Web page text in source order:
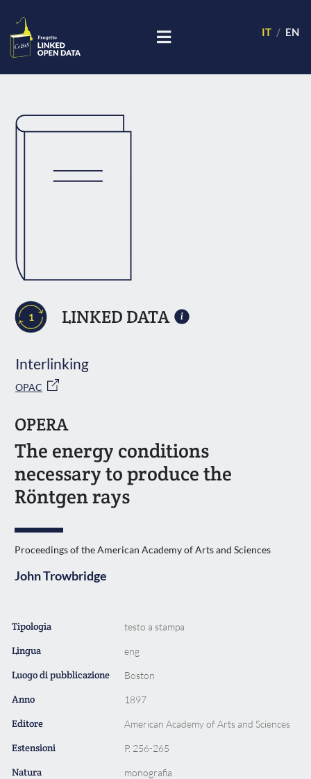
IT EN
1 LINKED DATA
Interlinking
OPAC
OPERA
The energy conditions
necessary to produce the
Röntgen rays
Proceedings of the American Academy of Arts and Sciences
John Trowbridge
Tipologia testo a stampa
Lingua eng
Luogo di pubblicazione Boston
Anno 1897
Editore American Academy of Arts and Sciences
Estensioni P. 256-265
Natura monografia